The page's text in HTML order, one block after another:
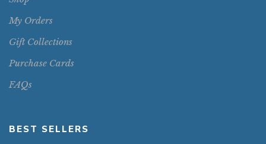
My Orders
Gift Collections
Purchase Cards
FAQs
BEST SELLERS